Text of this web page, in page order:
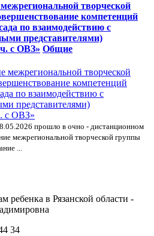
межрегиональной творческой
компетенций
по взаимодействию с
представителями)
с ОВЗ» Общие
прошло в очно - дистанционном
межрегиональной творческой группы
...
ребенка в Рязанской области -
34